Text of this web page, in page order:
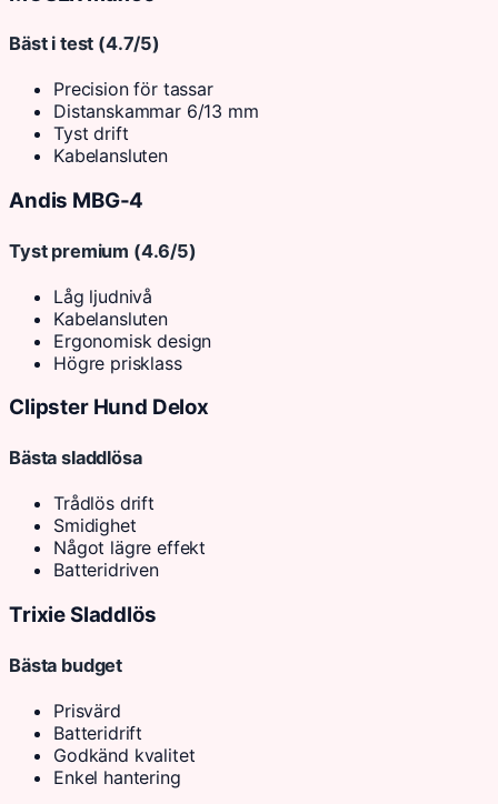
Bäst i test (4.7/5)
Precision för tassar
Distanskammar 6/13 mm
Tyst drift
Kabelansluten
Andis MBG-4
Tyst premium (4.6/5)
Låg ljudnivå
Kabelansluten
Ergonomisk design
Högre prisklass
Clipster Hund Delox
Bästa sladdlösa
Trådlös drift
Smidighet
Något lägre effekt
Batteridriven
Trixie Sladdlös
Bästa budget
Prisvärd
Batteridrift
Godkänd kvalitet
Enkel hantering